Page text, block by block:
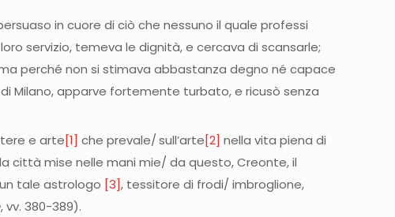
in cuore di ciò che nessuno il quale professi
servizio, temeva le dignità, e cercava di scansarle;
perché non si stimava abbastanza degno né capace
Milano, apparve fortemente turbato, e ricusò senza
e arte[1] che prevale/sull’arte[2] nella vita piena di
città mise nelle mani mie/ da questo, Creonte, il
tale astrologo [3], tessitore di frodi/ imbroglione,
, vv. 380-389).